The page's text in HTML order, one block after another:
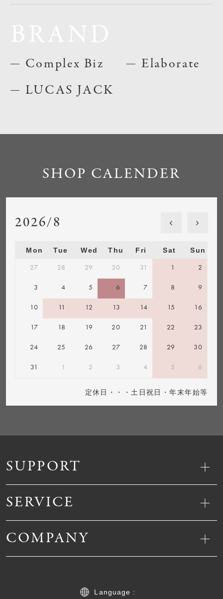
Complex Biz
LUCAS JACK
Elaborate
SUPPORT
SERVICE
COMPANY
Language :
SHOP CALENDER
2026/8
Mon Tue Wed Thu Fri Sat Sun
27 28 29 30 31 1 2
3 4 5 6 7 8 9
10 11 12 13 14 15 16
17 18 19 20 21 22 23
24 25 26 27 28 29 30
31 1 2 3 4 5 6
定休日・・・土日祝日・年末年始等